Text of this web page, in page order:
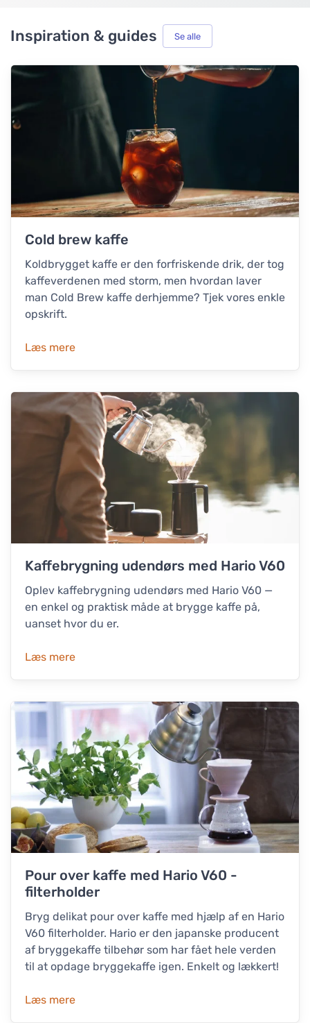
Inspiration & guides Se alle
Cold brew kaffe
Koldbrygget kaffe er den forfriskende drik, der tog
kaffeverdenen med storm, men hvordan laver
man Cold Brew kaffe derhjemme? Tjek vores enkle
opskrift.
Læs mere
Kaffebrygning udendørs med Hario V60
Oplev kaffebrygning udendørs med Hario V60 —
en enkel og praktisk måde at brygge kaffe på,
uanset hvor du er.
Læs mere
Pour over kaffe med Hario V60 -
filterholder
Bryg delikat pour over kaffe med hjælp af en Hario
V60 filterholder. Hario er den japanske producent
af bryggekaffe tilbehør som har fået hele verden
til at opdage bryggekaffe igen. Enkelt og lækkert!
Læs mere